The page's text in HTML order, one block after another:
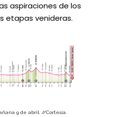
aspiraciones de los
etapas venideras.
9 de abril. //Cortesía.